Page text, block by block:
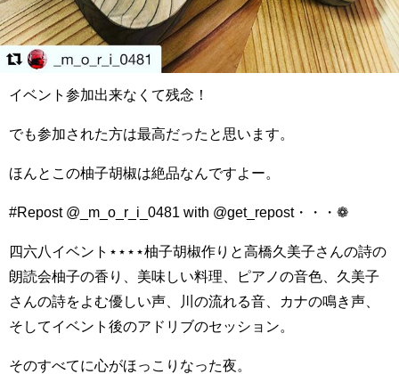
イベント参加出来なくて残念！
でも参加された方は最高だったと思います。
ほんとこの柚子胡椒は絶品なんですよー。
#Repost @_m_o_r_i_0481 with @get_repost・・・❁
四六八イベント⋆⋆⋆⋆柚子胡椒作りと高橋久美子さんの詩の
朗読会柚子の香り、美味しい料理、ピアノの音色、久美子
さんの詩をよむ優しい声、川の流れる音、カナの鳴き声、
そしてイベント後のアドリブのセッション。
そのすべてに心がほっこりなった夜。